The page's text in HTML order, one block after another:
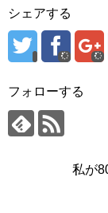
シェアする
フォローする
私が